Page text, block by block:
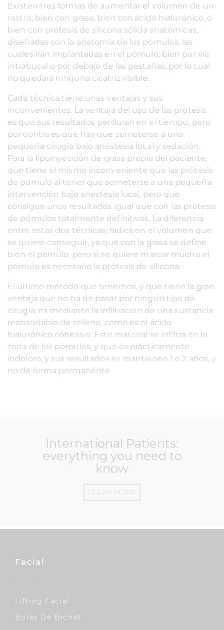
Existen tres formas de aumentar el volumen de un
rostro, bien con grasa, bien con ácido hialurónico, o
bien con prótesis de silicona sólida anatómicas,
diseñadas con la anatomía de los pómulos, las
cuales irán implantadas en el pómulo, bien por vía
intrabucal o por debajo de las pestañas, por lo cual
no quedará ninguna cicatriz visible.
Cada técnica tiene unas ventajas y sus
inconvenientes. La ventaja del uso de las prótesis
es que sus resultados perduran en el tiempo, pero
por contra es que hay que someterse a una
pequeña cirugía bajo anestesia local y sedación.
Para la lipoinyección de grasa propia del paciente,
que tiene el mismo inconveniente que las prótesis
de pómulo al tener que someterse a una pequeña
intervención bajo anestesia local, pero que
consigue unos resultados igual que con las prótesis
de pómulos totalmente definitivos. La diferencia
entre estas dos técnicas, radica en el volumen que
se quiere conseguir, ya que con la grasa se define
bien el pómulo, pero si se quiere marcar mucho el
pómulo es necesario la prótesis de silicona.
El último método que tenemos, y que tiene la gran
ventaja que no ha de pasar por ningún tipo de
cirugía, es mediante la infiltración de una sustancia
reabsorbible de relleno, como es el ácido
hialurónico cohesivo. Este material se infiltra en la
zona de los pómulos, y que es prácticamente
indoloro, y sus resultados se mantienen 1 o 2 años, y
no de forma permanente.
International Patients:
everything you need to
know
Facial
Lifting Facial
Bolas De Bichat